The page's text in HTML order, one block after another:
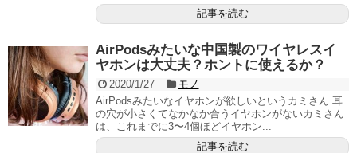
記事を読む
AirPodsみたいな中国製のワイヤレスイ
ヤホンは大丈夫？ホントに使えるか？
2020/1/27
モノ
AirPodsみたいなイヤホンが欲しいというカミさん 耳
の穴が小さくてなかなか合うイヤホンがないカミさん
は、これまでに3〜4個ほどイヤホン...
記事を読む